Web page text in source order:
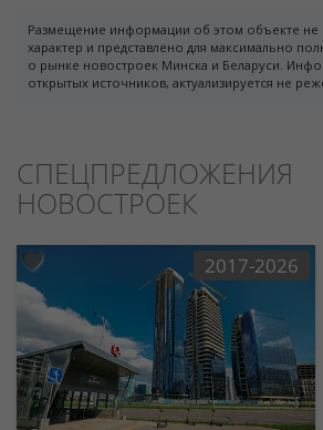
Размещение информации об этом объекте не
характер и представлено для максимально
о рынке новостроек Минска и Беларуси.
открытых источников, актуализируется не
СПЕЦПРЕДЛОЖЕНИЯ
НОВОСТРОЕК
2017-2026